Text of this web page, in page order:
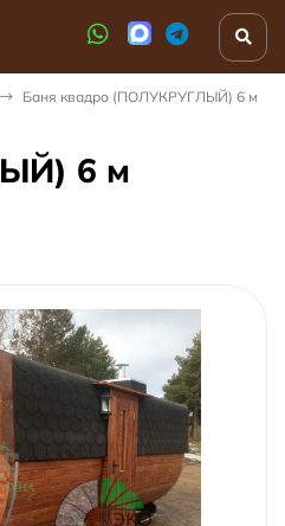
Баня квадро (ПОЛУКРУГЛЫЙ) 6 м
6 м